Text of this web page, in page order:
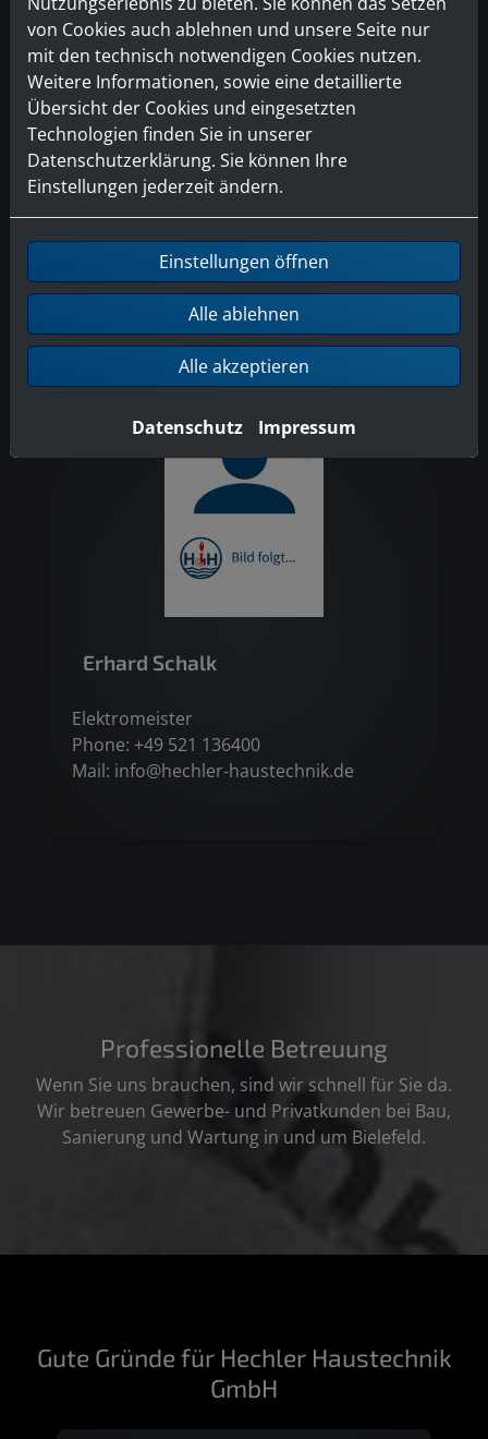
Daniel Albrink
Meister im Installateur und
Heizungsbauhandwerk
Phone: +49 521 136400
Mail:info@hechler-haustechnik.de
Erhard Schalk
Elektromeister
Phone: +49 521 136400
Mail: info@hechler-haustechnik.de
Professionelle Betreuung
Wenn Sie uns brauchen, sind wir schnell für Sie da.
Wir betreuen Gewerbe- und Privatkunden bei Bau,
Sanierung und Wartung in und um Bielefeld.
Gute Gründe für Hechler Haustechnik
GmbH
von Cookies auch ablehnen und unsere Seite nur
mit den technisch notwendigen Cookies nutzen.
Weitere Informationen, sowie eine detaillierte
Übersicht der Cookies und eingesetzten
Technologien finden Sie in unserer
Datenschutzerklärung. Sie können Ihre
Einstellungen jederzeit ändern.
Einstellungen öffnen
Alle ablehnen
Alle akzeptieren
Datenschutz Impressum